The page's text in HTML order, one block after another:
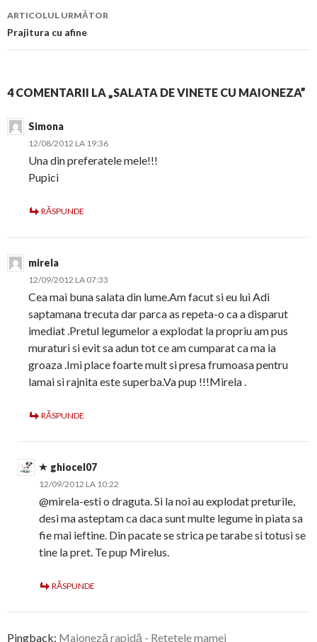
articol
ARTICOLUL URMĂTOR
Prajitura cu afine
4 COMENTARII LA „SALATA DE VINETE CU MAIONEZA”
Simona
12/08/2012 LA 19:36
Una din preferatele mele!!!
Pupici
RĂSPUNDE
mirela
12/09/2012 LA 07:33
Cea mai buna salata din lume.Am facut si eu lui Adi
saptamana trecuta dar parca as repeta-o ca a disparut
imediat .Pretul legumelor a explodat la propriu am pus
muraturi si evit sa adun tot ce am cumparat ca ma ia
groaza .Imi place foarte mult si presa frumoasa pentru
lamai si rajnita este superba.Va pup !!!Mirela .
RĂSPUNDE
ghiocel07
12/09/2012 LA 10:22
@mirela-esti o draguta. Si la noi au explodat preturile,
desi ma asteptam ca daca sunt multe legume in piata sa
fie mai ieftine. Din pacate se strica pe tarabe si totusi se
tine la pret. Te pup Mirelus.
RĂSPUNDE
Pingback: Maioneză rapidă - Retetele mamei